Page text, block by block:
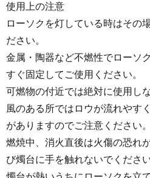
使用上の注意
ローソクを灯している時はその
ださい。
金属・陶器など不燃性でローソ
すぐ固定してご使用ください。
可燃物の付近では絶対に使用し
風のある所ではロウが流れやす
がありますのでご注意ください。
燃焼中、消火直後は火傷の恐れ
び燭台に手を触れないでください